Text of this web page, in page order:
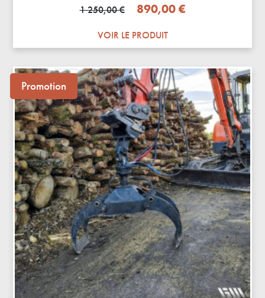
Prix de base
1 250,00 € Prix890,00 €
VOIR LE PRODUIT
Promotion